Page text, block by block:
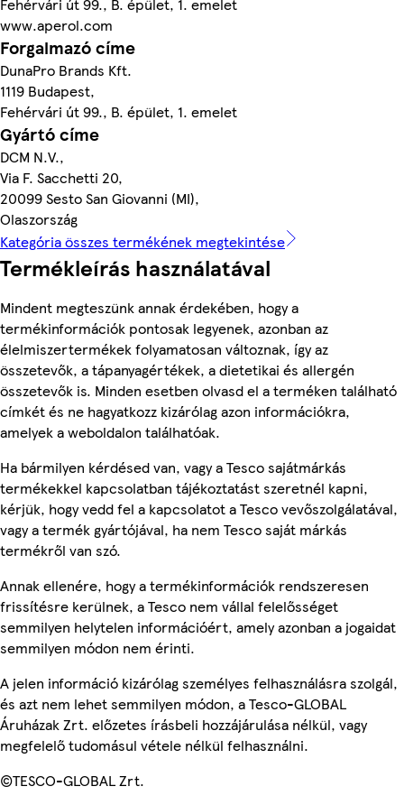
www.aperol.com
Forgalmazó címe
DunaPro Brands Kft.
1119 Budapest,
Fehérvári út 99., B. épület, 1. emelet
Gyártó címe
DCM N.V.,
Via F. Sacchetti 20,
20099 Sesto San Giovanni (MI),
Olaszország
Kategória összes termékének megtekintése
Termékleírás használatával
Mindent megteszünk annak érdekében, hogy a
termékinformációk pontosak legyenek, azonban az
élelmiszertermékek folyamatosan változnak, így az
összetevők, a tápanyagértékek, a dietetikai és allergén
összetevők is. Minden esetben olvasd el a terméken található
címkét és ne hagyatkozz kizárólag azon információkra,
amelyek a weboldalon találhatóak.
Ha bármilyen kérdésed van, vagy a Tesco sajátmárkás
termékekkel kapcsolatban tájékoztatást szeretnél kapni,
kérjük, hogy vedd fel a kapcsolatot a Tesco vevőszolgálatával,
vagy a termék gyártójával, ha nem Tesco saját márkás
termékről van szó.
Annak ellenére, hogy a termékinformációk rendszeresen
frissítésre kerülnek, a Tesco nem vállal felelősséget
semmilyen helytelen információért, amely azonban a jogaidat
semmilyen módon nem érinti.
A jelen információ kizárólag személyes felhasználásra szolgál,
és azt nem lehet semmilyen módon, a Tesco-GLOBAL
Áruházak Zrt. előzetes írásbeli hozzájárulása nélkül, vagy
megfelelő tudomásul vétele nélkül felhasználni.
©TESCO-GLOBAL Zrt.